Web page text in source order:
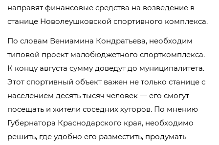
направят финансовые средства на возведение в
станице Новолеушковской спортивного комплекса.
По словам Вениамина Кондратьева, необходим
типовой проект малобюджетного спорткомплекса.
К концу августа сумму доведут до муниципалитета.
Этот спортивный объект важен не только станице с
населением десять тысяч человек — его смогут
посещать и жители соседних хуторов. По мнению
Губернатора Краснодарского края, необходимо
решить, где удобно его разместить, продумать